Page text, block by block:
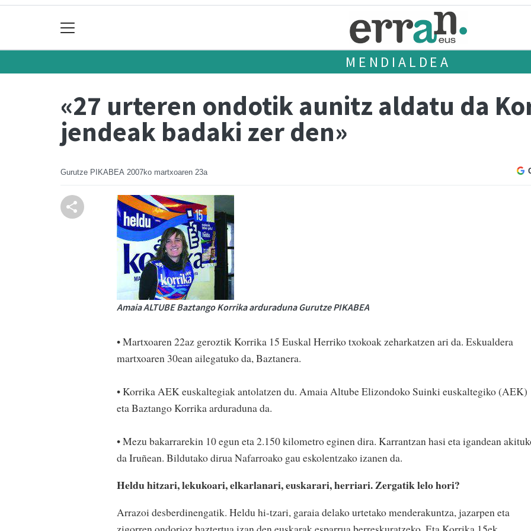
MENDIALDEA
«27 urteren ondotik aunitz aldatu da
jendeak badaki zer den»
Gurutze PIKABEA 2007ko martxoaren 23a
Amaia ALTUBE Baztango Korrika arduraduna Gurutze PIKABEA
• Martxoaren 22az geroztik Korrika 15 Euskal Herriko txokoak zeharkatzen ari da. Eskualdera
martxoaren 30ean ailegatuko da, Baztanera.
• Korrika AEK euskaltegiak antolatzen du. Amaia Altube Elizondoko Suinki euskaltegiko (AEK)
eta Baztango Korrika arduraduna da.
• Mezu bakarrarekin 10 egun eta 2.150 kilometro eginen dira. Karrantzan hasi eta igandean
da Iruñean. Bildutako dirua Nafarroako gau eskolentzako izanen da.
Heldu hitzari, lekukoari, elkarlanari, euskarari, herriari. Zergatik lelo hori?
Arrazoi desberdinengatik. Heldu hi-tzari, garaia delako urtetako menderakuntza, jazarpen eta